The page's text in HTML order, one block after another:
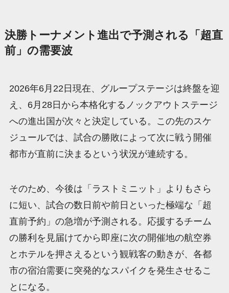
決勝トーナメント進出で予測される「超直
前」の需要波
2026年6月22日現在、グループステージは終盤を迎
え、6月28日から本格化するノックアウトステージ
への進出国が次々と決定している。この先のスケ
ジュールでは、試合の勝敗によって次に戦う開催
都市が直前に決まるという状況が連続する。
そのため、今後は「ラストミニット」よりもさら
に短い、試合の数日前や前日といった極端な「超
直前予約」の急増が予測される。応援するチーム
の勝利を見届けてから即座に次の開催地の航空券
とホテルを押さえるという観戦客の動きが、各都
市の宿泊需要に突発的なスパイクを発生させるこ
とになる。